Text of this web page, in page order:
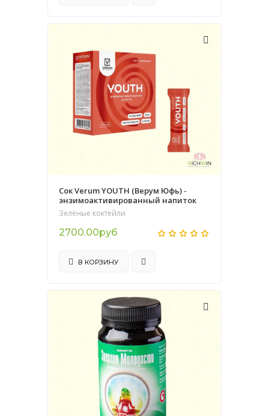
Сок Verum YOUTH (Верум Юфь) -
энзимоактивированный напиток
Зелёные коктейли
2700.00руб
В КОРЗИНУ